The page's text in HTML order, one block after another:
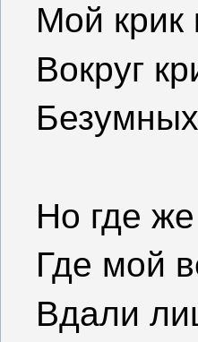
Мой крик
Вокруг
Но где
Где мой
Вдали